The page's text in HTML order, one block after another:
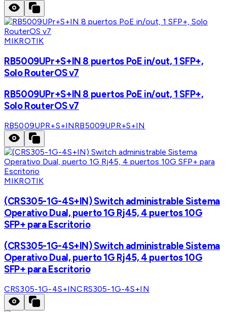
MIKROTIK
RB5009UPr+S+IN 8 puertos PoE in/out, 1 SFP+,
Solo RouterOS v7
RB5009UPr+S+IN 8 puertos PoE in/out, 1 SFP+,
Solo RouterOS v7
RB5009UPR+S+INRB5009UPR+S+IN
MIKROTIK
(CRS305-1G-4S+IN) Switch administrable Sistema
Operativo Dual, puerto 1G Rj45, 4 puertos 10G
SFP+ para Escritorio
(CRS305-1G-4S+IN) Switch administrable Sistema
Operativo Dual, puerto 1G Rj45, 4 puertos 10G
SFP+ para Escritorio
CRS305-1G-4S+INCRS305-1G-4S+IN